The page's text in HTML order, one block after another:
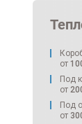
от
Под
от
Под
от